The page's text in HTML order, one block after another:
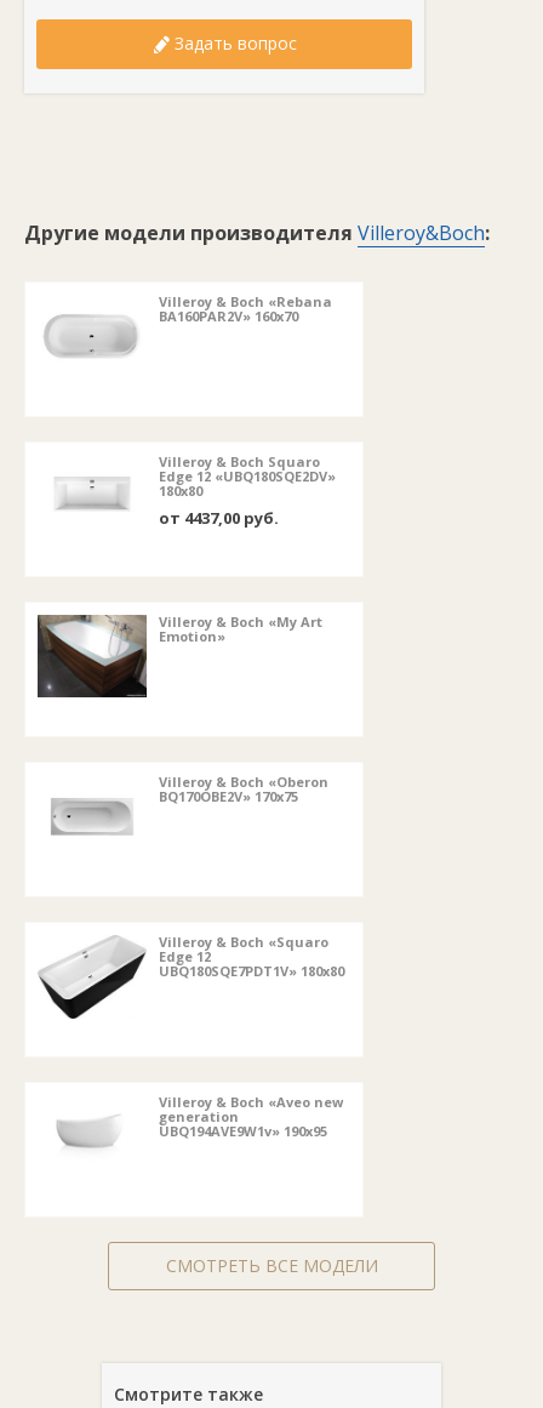
Задать вопрос
Другие модели производителя Villeroy&Boch:
Villeroy & Boch «Rebana
BA160PAR2V» 160x70
Villeroy & Boch Squaro
Edge 12 «UBQ180SQE2DV»
180x80
от 4437,00 руб.
Villeroy & Boch «My Art
Emotion»
Villeroy & Boch «Oberon
BQ170OBE2V» 170x75
Villeroy & Boch «Squaro
Edge 12
UBQ180SQE7PDT1V» 180x80
Villeroy & Boch «Aveo new
generation
UBQ194AVE9W1v» 190x95
СМОТРЕТЬ ВСЕ МОДЕЛИ
Смотрите также